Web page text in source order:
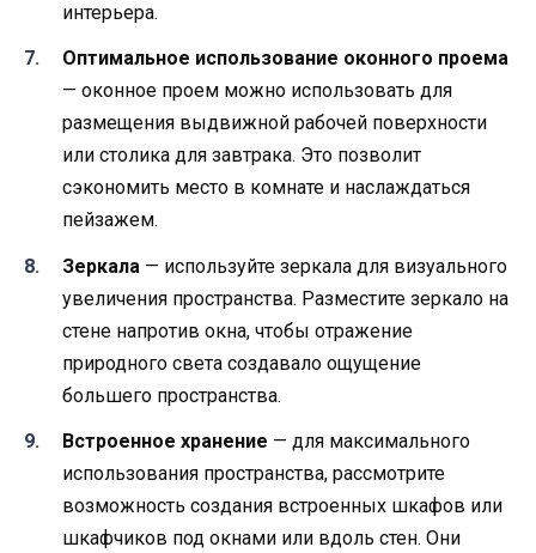
интерьера.
Оптимальное использование оконного проема
— оконное проем можно использовать для
размещения выдвижной рабочей поверхности
или столика для завтрака. Это позволит
сэкономить место в комнате и наслаждаться
пейзажем.
Зеркала — используйте зеркала для визуального
увеличения пространства. Разместите зеркало на
стене напротив окна, чтобы отражение
природного света создавало ощущение
большего пространства.
Встроенное хранение — для максимального
использования пространства, рассмотрите
возможность создания встроенных шкафов или
шкафчиков под окнами или вдоль стен. Они